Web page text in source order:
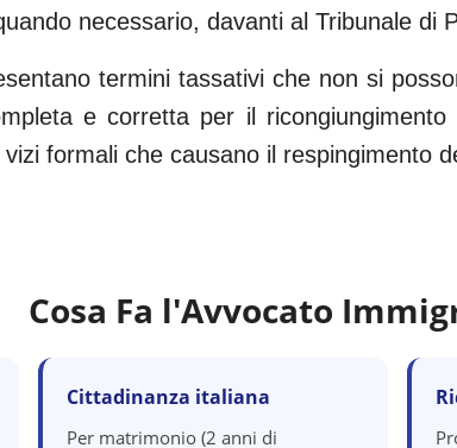
necessario, davanti al Tribunale di
termini tassativi che non si
e corretta per il
formali che causano il respingimento
Cosa Fa l'Avvocato
Cittadinanza italiana
Per matrimonio (2 anni di